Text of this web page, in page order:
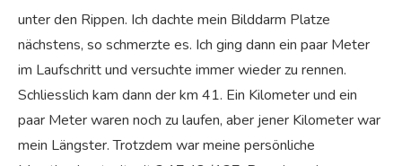
unter den Rippen. Ich dachte mein Bilddarm Platze
nächstens, so schmerzte es. Ich ging dann ein paar Meter
im Laufschritt und versuchte immer wieder zu rennen.
Schliesslich kam dann der km 41. Ein Kilometer und ein
paar Meter waren noch zu laufen, aber jener Kilometer war
mein Längster. Trotzdem war meine persönliche